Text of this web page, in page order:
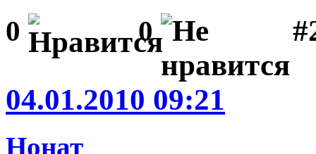
0 0
04.01.2010 09:21
Нонат